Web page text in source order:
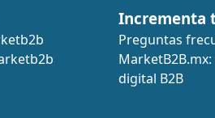
Incrementa
Preguntas
digital B2B